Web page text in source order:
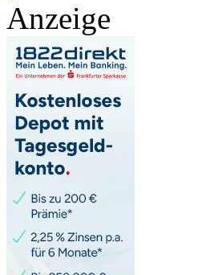
Anzeige